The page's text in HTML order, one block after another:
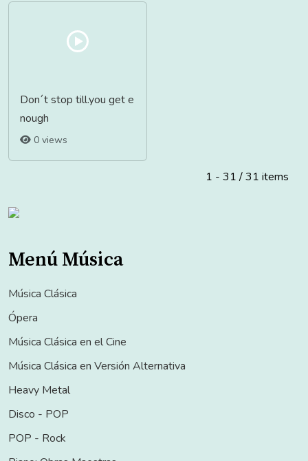
Don´t stop till.you get e
nough
0 views
1 - 31 / 31 items
Menú Música
Música Clásica
Ópera
Música Clásica en el Cine
Música Clásica en Versión Alternativa
Heavy Metal
Disco - POP
POP - Rock